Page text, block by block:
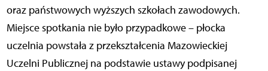
oraz państwowych wyższych szkołach zawodowych.
Miejsce spotkania nie było przypadkowe – płocka
uczelnia powstała z przekształcenia Mazowieckiej
Uczelni Publicznej na podstawie ustawy podpisanej